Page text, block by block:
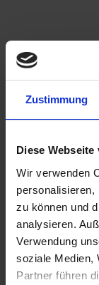
Zustimmung
Diese
Wir verwenden
personalisieren,
zu können und
analysieren.
Verwendung
soziale Medien,
Partner führen
139,00 €
inkl. ges. USt.,zzgl.
Sofort
Deutschlands
Merken